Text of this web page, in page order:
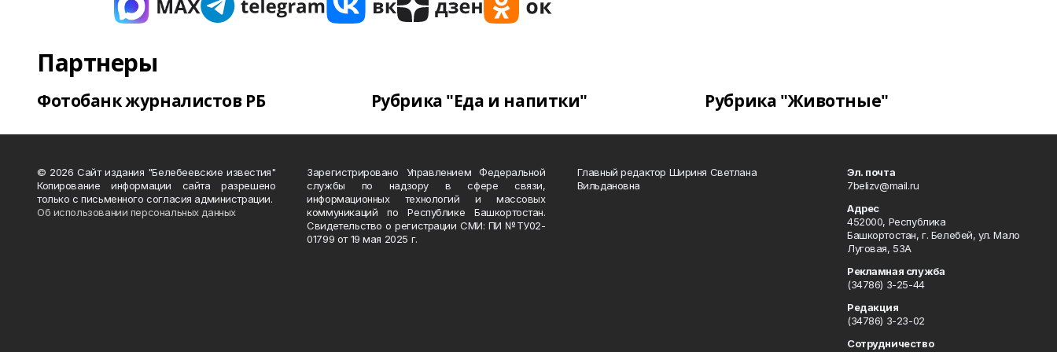
Партнеры
Фотобанк журналистов РБ Рубрика "Еда и напитки" Рубрика "Животные"
© 2026 Сайт издания "Белебеевские известия"
Копирование информации сайта разрешено
только с письменного согласия администрации.
Об использовании персональных данных
Зарегистрировано Управлением Федеральной
службы по надзору в сфере связи,
информационных технологий и массовых
коммуникаций по Республике Башкортостан.
Свидетельство о регистрации СМИ: ПИ №ТУ02-
01799 от 19 мая 2025 г.
Главный редактор Шириня Светлана
Вильдановна
Эл. почта
7belizv@mail.ru
Адрес
452000, Республика
Башкортостан, г. Белебей, ул. Мало
Луговая, 53А
Рекламная служба
(34786) 3-25-44
Редакция
(34786) 3-23-02
Сотрудничество